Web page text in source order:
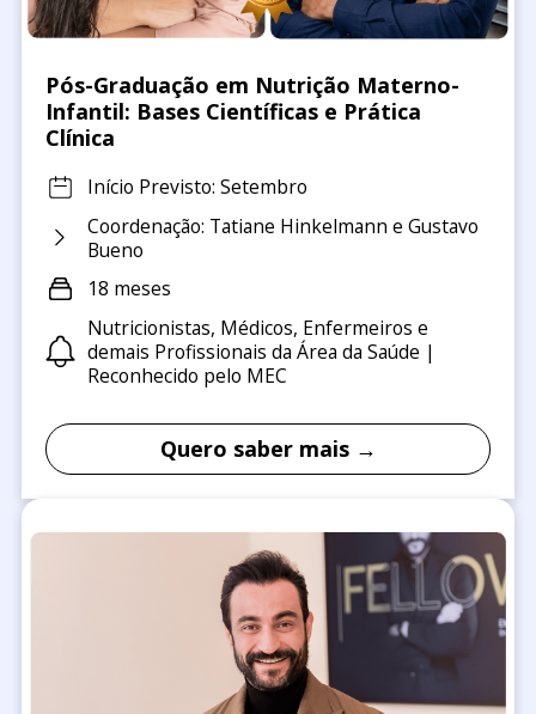
Pós-Graduação em Nutrição Materno-
Infantil: Bases Científicas e Prática
Clínica
Início Previsto: Setembro
Coordenação: Tatiane Hinkelmann e Gustavo
Bueno
18 meses
Nutricionistas, Médicos, Enfermeiros e
demais Profissionais da Área da Saúde |
Reconhecido pelo MEC
Quero saber mais →